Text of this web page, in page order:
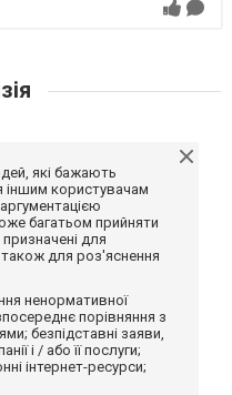
які бажають
іншим користувачам
багатьом прийняти
для
також для роз'яснення
ненормативної
порівняння з
безпідставні заяви,
і / або її послуги;
інтернет-ресурси;